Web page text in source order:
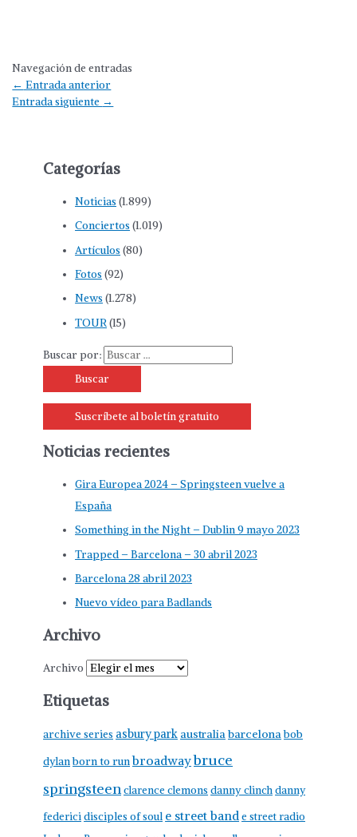
Navegación de entradas
← Entrada anterior
Entrada siguiente →
Categorías
Noticias (1.899)
Conciertos (1.019)
Artículos (80)
Fotos (92)
News (1.278)
TOUR(15)
Buscar por:
Suscríbete al boletín gratuito
Noticias recientes
Gira Europea 2024 – Springsteen vuelve a
España
Something in the Night – Dublin 9 mayo 2023
Trapped – Barcelona – 30 abril 2023
Barcelona 28 abril 2023
Nuevo vídeo para Badlands
Archivo
Archivo
Etiquetas
archive series asbury park australiabarcelonabob
dylanborn to runbroadwaybruce
springsteenclarence clemons danny clinchdanny
federicidisciples of soul e street bande street radio